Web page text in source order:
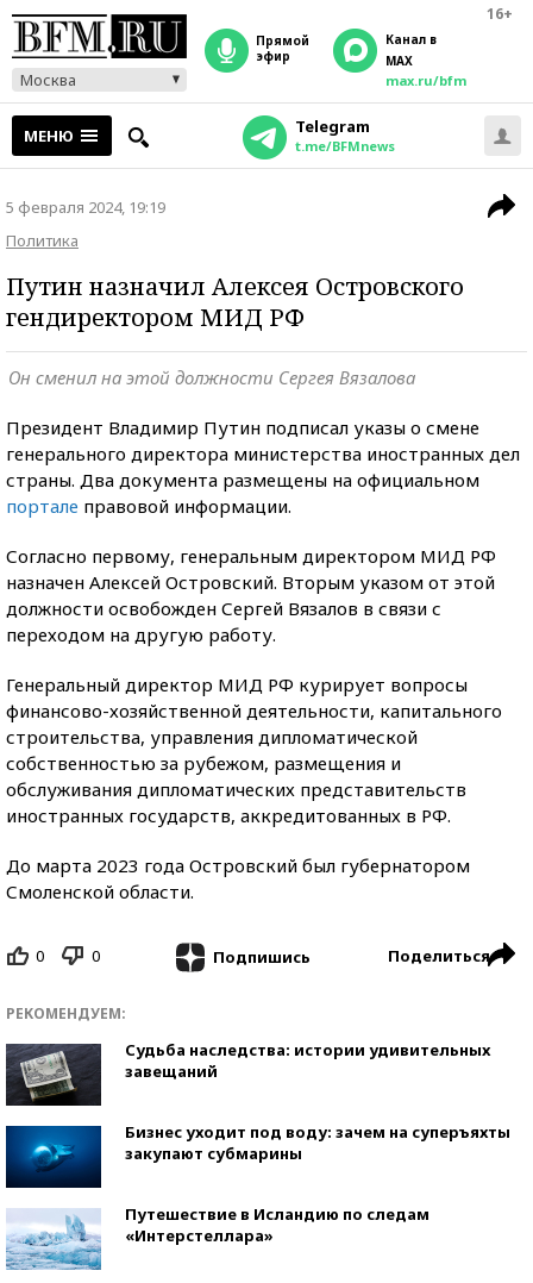
16+
Москва
прямой
эфир
Канал в
MAX
max.ru/bfm
МЕНЮ Telegram
t.me/BFMnews
5 февраля 2024, 19:19
Политика
Путин назначил Алексея Островского
гендиректором МИД РФ
Он сменил на этой должности Сергея Вязалова
Президент Владимир Путин подписал указы о смене
генерального директора министерства иностранных дел
страны. Два документа размещены на официальном
портале правовой информации.
Согласно первому, генеральным директором МИД РФ
назначен Алексей Островский. Вторым указом от этой
должности освобожден Сергей Вязалов в связи с
переходом на другую работу.
Генеральный директор МИД РФ курирует вопросы
финансово-хозяйственной деятельности, капитального
строительства, управления дипломатической
собственностью за рубежом, размещения и
обслуживания дипломатических представительств
иностранных государств, аккредитованных в РФ.
До марта 2023 года Островский был губернатором
Смоленской области.
0 0 Подпишись Поделиться
РЕКОМЕНДУЕМ:
Судьба наследства: истории удивительных
завещаний
Бизнес уходит под воду: зачем на суперъяхты
закупают субмарины
Путешествие в Исландию по следам
«Интерстеллара»